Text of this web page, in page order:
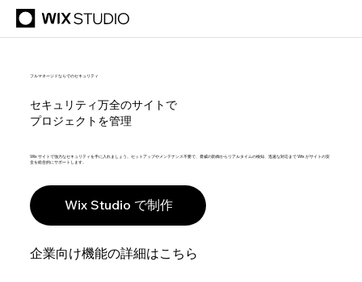
フルマネージドならでのセキュリティ
セキュリティ万全のサイトで
プロジェクトを管理
Wix サイトで強力なセキュリティを手に入れましょう。セットアップやメンテナンス不要で、脅威の防御からリアルタイムの検知、迅速な対応まで Wix がサイトの安
全を総合的にサポートします。
Wix Studio で制作
企業向け機能の詳細はこちら